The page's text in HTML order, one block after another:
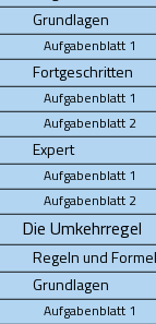
Grundlagen
Aufgabenblatt 1
Fortgeschritten
Aufgabenblatt 1
Aufgabenblatt 2
Expert
Aufgabenblatt 1
Aufgabenblatt 2
Die Umkehrregel
Regeln und
Grundlagen
Aufgabenblatt 1